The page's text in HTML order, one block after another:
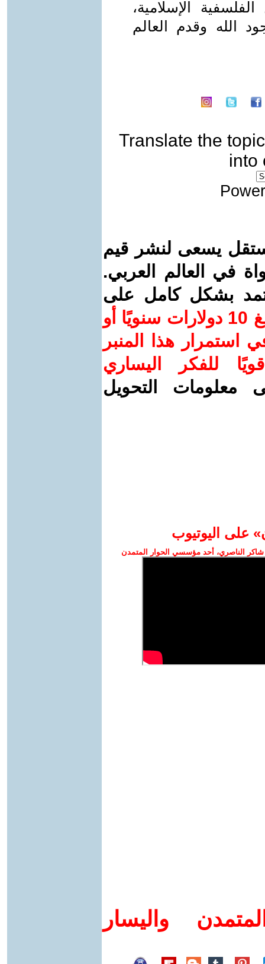
الإسلامية،
الله وقدم العالم
Translate the topic
into
يسعى لنشر قيم
في العالم العربي.
بشكل كامل على
ساهم/ي معنا! بدعمكم بمبلغ 10 دولارات سنويًا أو
استمرار هذا المنبر
للفكر اليساري
معلومات التحويل
على اليوتيوب
الناصري، أحد مؤسسي الحوار المتمدن
واليسار